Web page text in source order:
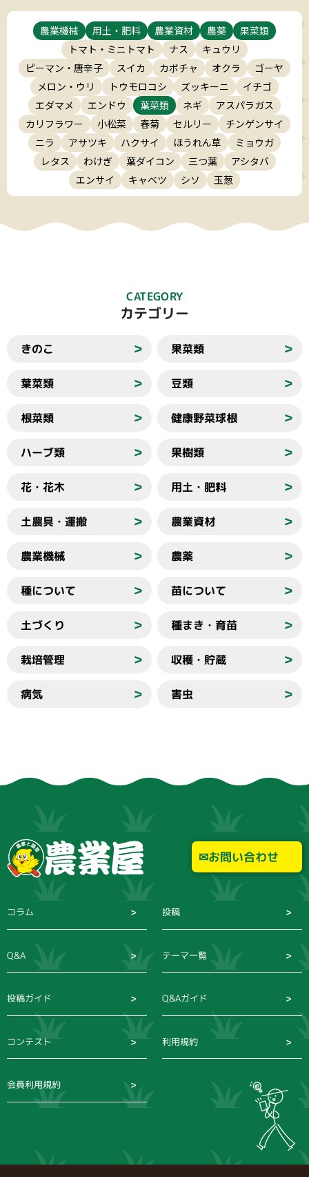
農業機械 用土・肥料 農業資材 農薬
果菜類
トマト・ミニトマト
ナス
キュウリ
ピーマン・唐辛子
スイカ カボチャ オクラ
ゴーヤ
メロン・ウリ
トウモロコシ ズッキーニ
イチゴ
エダマメ
エンドウ 葉菜類 ネギ
アスパラガス
カリフラワー
小松菜 春菊 セルリー
チンゲンサイ
ニラ
アサツキ ハクサイ ほうれん草
ミョウガ
レタス
わけぎ 葉ダイコン 三つ葉
アシタバ
エンサイ
キャベツ シソ 玉葱
CATEGORY
カテゴリー
きのこ ＞ 果菜類 ＞
葉菜類 ＞ 豆類 ＞
根菜類 ＞ 健康野菜球根 ＞
ハーブ類 ＞ 果樹類 ＞
花・花木 ＞ 用土・肥料 ＞
土農具・運搬 ＞ 農業資材 ＞
農業機械 ＞ 農薬 ＞
種について ＞ 苗について ＞
土づくり ＞ 種まき・育苗 ＞
栽培管理 ＞ 収穫・貯蔵 ＞
病気 ＞ 害虫 ＞
お問い合わせ
コラム 投稿
Q&A テーマ一覧
投稿ガイド Q&Aガイド
コンテスト 利用規約
会員利用規約